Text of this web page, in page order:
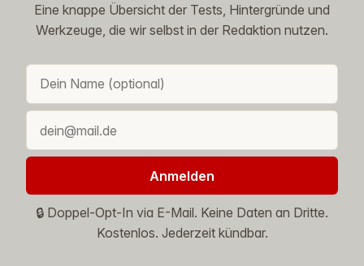
Eine knappe Übersicht der Tests, Hintergründe und
Werkzeuge, die wir selbst in der Redaktion nutzen.
Anmelden
🔒 Doppel-Opt-In via E-Mail. Keine Daten an Dritte.
Kostenlos. Jederzeit kündbar.